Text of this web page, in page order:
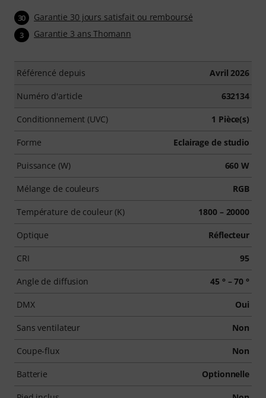
30 Garantie 30 jours satisfait ou remboursé
3 Garantie 3 ans Thomann
Référencé depuis Avril 2026
Numéro d'article 632134
Conditionnement (UVC) 1 Pièce(s)
Forme Eclairage de studio
Puissance (W) 660 W
Mélange de couleurs RGB
Température de couleur (K) 1800 – 20000
Optique Réflecteur
CRI 95
Angle de diffusion 45 ° – 70 °
DMX Oui
Sans ventilateur Non
Coupe-flux Non
Batterie Optionnelle